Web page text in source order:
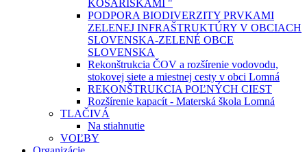
KOŠARISKAMI "
PODPORA BIODIVERZITY PRVKAMI
ZELENEJ INFRAŠTRUKTÚRY V OBCIACH
SLOVENSKA-ZELENÉ OBCE
SLOVENSKA
Rekonštrukcia ČOV a rozšírenie vodovodu,
stokovej siete a miestnej cesty v obci Lomná
REKONŠTRUKCIA POĽNÝCH CIEST
Rozšírenie kapacít - Materská škola Lomná
TLAČIVÁ
Na stiahnutie
VOĽBY